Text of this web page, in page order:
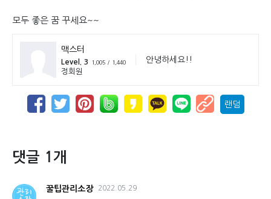
모두 좋은 꿈 꾸세요~~
맥스터
Level. 3 1,005 / 1,440
정회원
안녕하세요!!
랜덤
댓글 1개
꿀팁관리소장 2022.05.29